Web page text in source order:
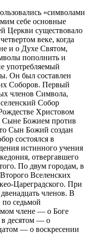
«символами
себе основные
Церкви существовало
веке, когда
и о Духе Святом,
пополнить и
употребляемый
Он был составлен
Соборов. Первый
членов Символа,
Собор
Христовом
Сыне Божием против
Сын Божий создан
со­стоялся в
истинного учения
отвергавшего
По двум городам, в
Вселенских
Цареградского. При
членов. В
по седьмой
члене — о Боге
десятом — о
— о воскресении